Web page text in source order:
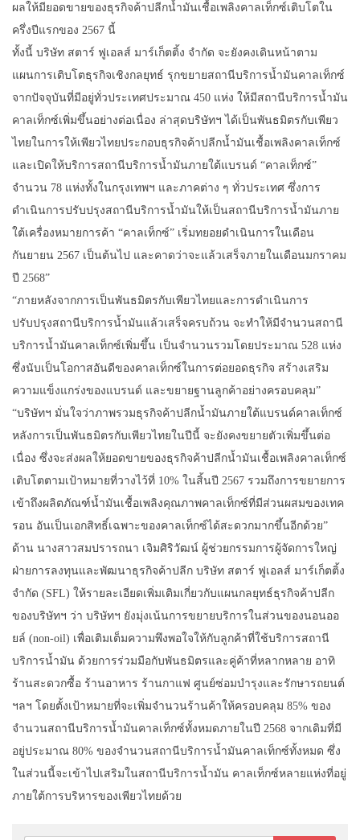
ผลให้มียอดขายของธุรกิจค้าปลีกน้ำมันเชื้อเพลิงคาลเท็กซ์เติบโตใน
ครึ่งปีแรกของ 2567 นี้
ทั้งนี้ บริษัท สตาร์ ฟูเอลส์ มาร์เก็ตติ้ง จำกัด จะยังคงเดินหน้าตาม
แผนการเติบโตธุรกิจเชิงกลยุทธ์ รุกขยายสถานีบริการน้ำมันคาลเท็กซ์
จากปัจจุบันที่มีอยู่ทั่วประเทศประมาณ 450 แห่ง ให้มีสถานีบริการน้ำมัน
คาลเท็กซ์เพิ่มขึ้นอย่างต่อเนื่อง ล่าสุดบริษัทฯ ได้เป็นพันธมิตรกับเพียว
ไทยในการให้เพียวไทยประกอบธุรกิจค้าปลีกน้ำมันเชื้อเพลิงคาลเท็กซ์
และเปิดให้บริการสถานีบริการน้ำมันภายใต้แบรนด์ “คาลเท็กซ์”
จำนวน 78 แห่งทั้งในกรุงเทพฯ และภาคต่าง ๆ ทั่วประเทศ ซึ่งการ
ดำเนินการปรับปรุงสถานีบริการน้ำมันให้เป็นสถานีบริการน้ำมันภาย
ใต้เครื่องหมายการค้า “คาลเท็กซ์” เริ่มทยอยดำเนินการในเดือน
กันยายน 2567 เป็นต้นไป และคาดว่าจะแล้วเสร็จภายในเดือนมกราคม
ปี 2568”
“ภายหลังจากการเป็นพันธมิตรกับเพียวไทยและการดำเนินการ
ปรับปรุงสถานีบริการน้ำมันแล้วเสร็จครบถ้วน จะทำให้มีจำนวนสถานี
บริการน้ำมันคาลเท็กซ์เพิ่มขึ้น เป็นจำนวนรวมโดยประมาณ 528 แห่ง
ซึ่งนับเป็นโอกาสอันดีของคาลเท็กซ์ในการต่อยอดธุรกิจ สร้างเสริม
ความแข็งแกร่งของแบรนด์ และขยายฐานลูกค้าอย่างครอบคลุม”
“บริษัทฯ มั่นใจว่าภาพรวมธุรกิจค้าปลีกน้ำมันภายใต้แบรนด์คาลเท็กซ์
หลังการเป็นพันธมิตรกับเพียวไทยในปีนี้ จะยังคงขยายตัวเพิ่มขึ้นต่อ
เนื่อง ซึ่งจะส่งผลให้ยอดขายของธุรกิจค้าปลีกน้ำมันเชื้อเพลิงคาลเท็กซ์
เติบโตตามเป้าหมายที่วางไว้ที่ 10% ในสิ้นปี 2567 รวมถึงการขยายการ
เข้าถึงผลิตภัณฑ์น้ำมันเชื้อเพลิงคุณภาพคาลเท็กซ์ที่มีส่วนผสมของเทค
รอน อันเป็นเอกสิทธิ์เฉพาะของคาลเท็กซ์ได้สะดวกมากขึ้นอีกด้วย”
ด้าน นางสาวสมปรารถนา เจิมศิริวัฒน์ ผู้ช่วยกรรมการผู้จัดการใหญ่
ฝ่ายการลงทุนและพัฒนาธุรกิจค้าปลีก บริษัท สตาร์ ฟูเอลส์ มาร์เก็ตติ้ง
จำกัด (SFL) ให้รายละเอียดเพิ่มเติมเกี่ยวกับแผนกลยุทธ์ธุรกิจค้าปลีก
ของบริษัทฯ ว่า บริษัทฯ ยังมุ่งเน้นการขยายบริการในส่วนของนอนออ
ยล์ (non-oil) เพื่อเติมเต็มความพึงพอใจให้กับลูกค้าที่ใช้บริการสถานี
บริการน้ำมัน ด้วยการร่วมมือกับพันธมิตรและคู่ค้าที่หลากหลาย อาทิ
ร้านสะดวกซื้อ ร้านอาหาร ร้านกาแฟ ศูนย์ซ่อมบำรุงและรักษารถยนต์
ฯลฯ โดยตั้งเป้าหมายที่จะเพิ่มจำนวนร้านค้าให้ครอบคลุม 85% ของ
จำนวนสถานีบริการน้ำมันคาลเท็กซ์ทั้งหมดภายในปี 2568 จากเดิมที่มี
อยู่ประมาณ 80% ของจำนวนสถานีบริการน้ำมันคาลเท็กซ์ทั้งหมด ซึ่ง
ในส่วนนี้จะเข้าไปเสริมในสถานีบริการน้ำมัน คาลเท็กซ์หลายแห่งที่อยู่
ภายใต้การบริหารของเพียวไทยด้วย